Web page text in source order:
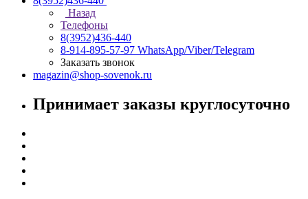
Назад
Телефоны
8(3952)436-440
8-914-895-57-97 WhatsApp/Viber/Telegram
Заказать звонок
magazin@shop-sovenok.ru
Принимает заказы круглосуточно